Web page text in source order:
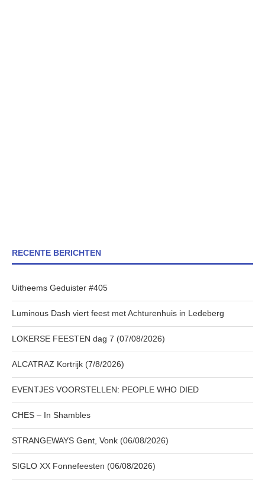
RECENTE BERICHTEN
Uitheems Geduister #405
Luminous Dash viert feest met Achturenhuis in Ledeberg
LOKERSE FEESTEN dag 7 (07/08/2026)
ALCATRAZ Kortrijk (7/8/2026)
EVENTJES VOORSTELLEN: PEOPLE WHO DIED
CHES – In Shambles
STRANGEWAYS Gent, Vonk (06/08/2026)
SIGLO XX Fonnefeesten (06/08/2026)